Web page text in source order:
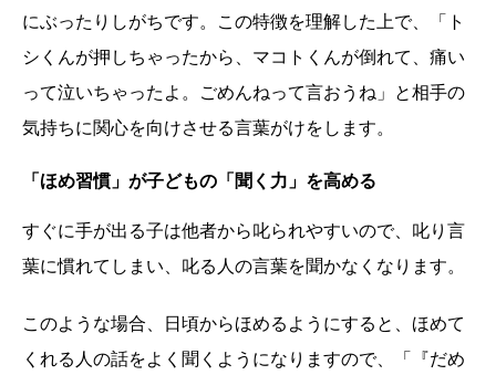
にぶったりしがちです。この特徴を理解した上で、「ト
シくんが押しちゃったから、マコトくんが倒れて、痛い
って泣いちゃったよ。ごめんねって言おうね」と相手の
気持ちに関心を向けさせる言葉がけをします。
「ほめ習慣」が子どもの「聞く力」を高める
すぐに手が出る子は他者から叱られやすいので、叱り言
葉に慣れてしまい、叱る人の言葉を聞かなくなります。
このような場合、日頃からほめるようにすると、ほめて
くれる人の話をよく聞くようになりますので、「『だめ